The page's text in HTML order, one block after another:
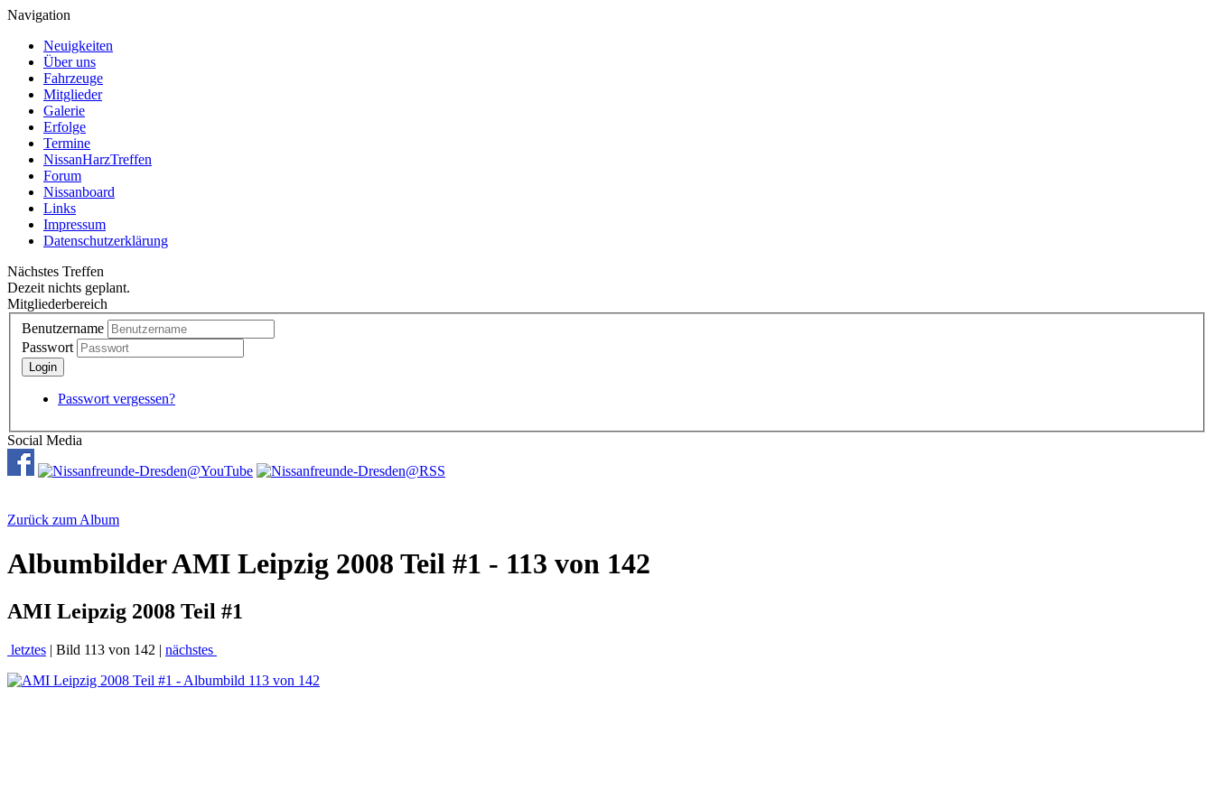
Navigation
Neuigkeiten
Über uns
Fahrzeuge
Mitglieder
Galerie
Erfolge
Termine
NissanHarzTreffen
Forum
Nissanboard
Links
Impressum
Datenschutzerklärung
Nächstes Treffen
Dezeit nichts geplant.
Mitgliederbereich
Benutzername
Passwort
Passwort vergessen?
Social Media
Zurück zum Album
AlbumbilderAMI Leipzig 2008 Teil #1 - 113 von 142
AMI Leipzig 2008 Teil #1
letztes | Bild 113 von 142 | nächstes